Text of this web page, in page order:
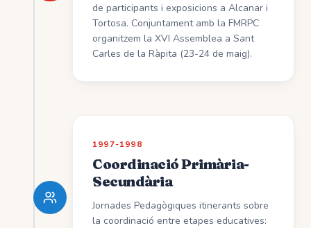
de participants i exposicions a Alcanar i
Tortosa. Conjuntament amb la FMRPC
organitzem la XVI Assemblea a Sant
Carles de la Ràpita (23-24 de maig).
1997-1998
Coordinació Primària-
Secundària
Jornades Pedagògiques itinerants sobre
la coordinació entre etapes educatives: